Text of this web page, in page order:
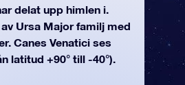
delat upp himlen i.
Ursa Major familj med
Canes Venatici ses
latitud +90° till -40°).